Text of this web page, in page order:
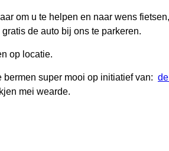
om u te helpen en naar wens
de auto bij ons te parkeren.
op locatie.
bermen super mooi op initiatief van:
mei wearde.